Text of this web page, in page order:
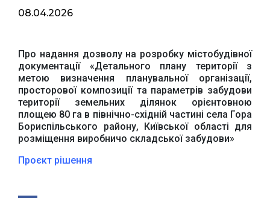
08.04.2026
Про надання дозволу на розробку містобудівної
документації «Детального плану території з
метою визначення планувальної організації,
просторової композиції та параметрів забудови
території земельних ділянок орієнтовною
площею 80 га в північно-східній частині села Гора
Бориспільського району, Київської області для
розміщення виробничо складської забудови»
Проєкт рішення
Офіційний веб-сайт
Верховної Ради
України
Офіційне інтернет-
представництво
Президента України